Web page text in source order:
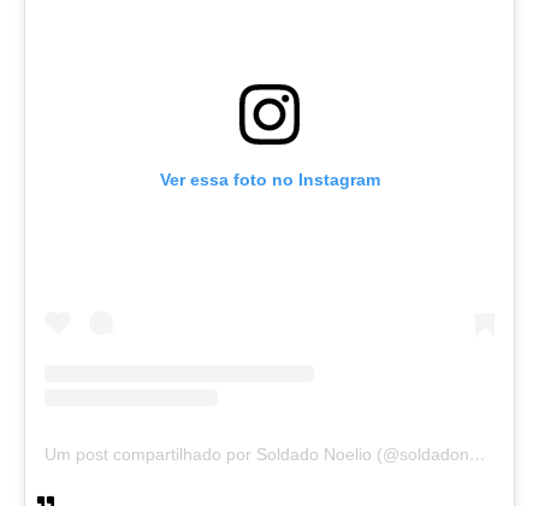
Ver essa foto no Instagram
Um post compartilhado por Soldado Noelio (@soldadonoelio)